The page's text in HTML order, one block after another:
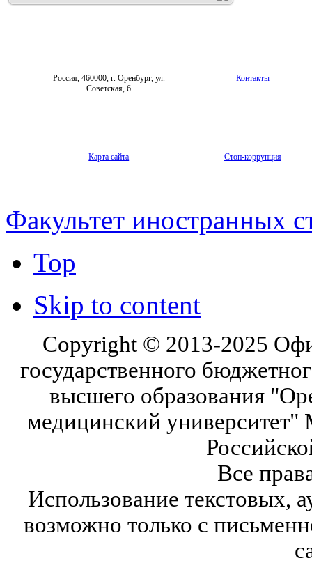
Россия, 460000, г. Оренбург, ул.
Советская, 6
Контакты
Карта сайта Стоп-коррупция
Факультет иностранных
Top
Skip to content
Copyright © 2013-2025
государственного
высшего образования
медицинский университет"
Все
Использование текстовых,
возможно только с